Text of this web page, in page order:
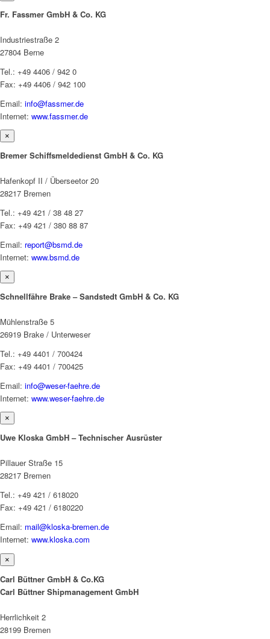
Fr. Fassmer GmbH & Co. KG
Industriestraße 2
27804 Berne
Tel.: +49 4406 / 942 0
Fax: +49 4406 / 942 100
Email: info@fassmer.de
Internet: www.fassmer.de
×
Bremer Schiffsmeldedienst GmbH & Co. KG
Hafenkopf II / Überseetor 20
28217 Bremen
Tel.: +49 421 / 38 48 27
Fax: +49 421 / 380 88 87
Email: report@bsmd.de
Internet: www.bsmd.de
×
Schnellfähre Brake – Sandstedt GmbH & Co. KG
Mühlenstraße 5
26919 Brake / Unterweser
Tel.: +49 4401 / 700424
Fax: +49 4401 / 700425
Email: info@weser-faehre.de
Internet: www.weser-faehre.de
×
Uwe Kloska GmbH – Technischer Ausrüster
Pillauer Straße 15
28217 Bremen
Tel.: +49 421 / 618020
Fax: +49 421 / 6180220
Email: mail@kloska-bremen.de
Internet: www.kloska.com
×
Carl Büttner GmbH & Co.KG
Carl Büttner Shipmanagement GmbH
Herrlichkeit 2
28199 Bremen